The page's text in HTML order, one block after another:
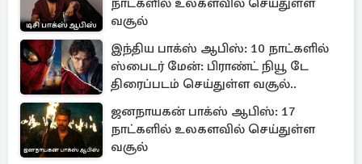
நாட்களில் உலகளவில் செய்துள்ள
வசூல்
இந்திய பாக்ஸ் ஆபிஸ்: 10 நாட்களில்
ஸ்பைடர் மேன்: பிராண்ட் நியூ டே
திரைப்படம் செய்துள்ள வசூல்..
ஜனநாயகன் பாக்ஸ் ஆபிஸ்: 17
நாட்களில் உலகளவில் செய்துள்ள
வசூல்